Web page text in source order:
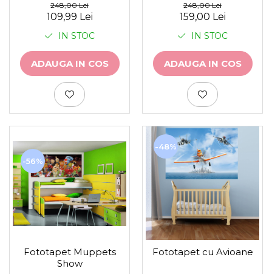
248,00 Lei
109,99 Lei
IN STOC
ADAUGA IN COS
248,00 Lei
159,00 Lei
IN STOC
ADAUGA IN COS
-56%
Fototapet Muppets
Show
-48%
Fototapet cu Avioane